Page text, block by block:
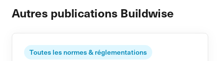
Autres publications Buildwise
Toutes les normes & réglementations